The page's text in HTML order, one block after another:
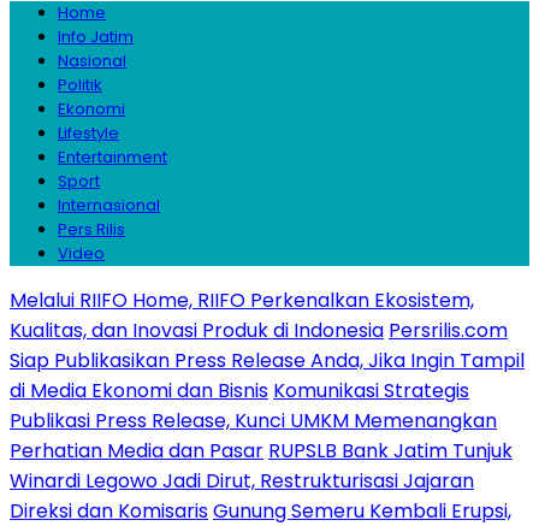
Home
Info Jatim
Nasional
Politik
Ekonomi
Lifestyle
Entertainment
Sport
Internasional
Pers Rilis
Video
Melalui RIIFO Home, RIIFO Perkenalkan Ekosistem,
Kualitas, dan Inovasi Produk di Indonesia Persrilis.com
Siap Publikasikan Press Release Anda, Jika Ingin Tampil
di Media Ekonomi dan Bisnis Komunikasi Strategis
Publikasi Press Release, Kunci UMKM Memenangkan
Perhatian Media dan Pasar RUPSLB Bank Jatim Tunjuk
Winardi Legowo Jadi Dirut, Restrukturisasi Jajaran
Direksi dan KomisarisGunung Semeru Kembali Erupsi,